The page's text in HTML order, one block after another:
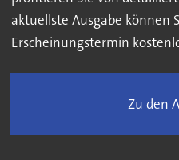
aktuellste Ausgabe können
Erscheinungstermin
Zu den